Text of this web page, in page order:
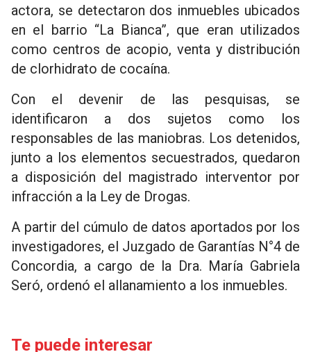
actora, se detectaron dos inmuebles ubicados
en el barrio “La Bianca”, que eran utilizados
como centros de acopio, venta y distribución
de clorhidrato de cocaína.
Con el devenir de las pesquisas, se
identificaron a dos sujetos como los
responsables de las maniobras. Los detenidos,
junto a los elementos secuestrados, quedaron
a disposición del magistrado interventor por
infracción a la Ley de Drogas.
A partir del cúmulo de datos aportados por los
investigadores, el Juzgado de Garantías N°4 de
Concordia, a cargo de la Dra. María Gabriela
Seró, ordenó el allanamiento a los inmuebles.
Te puede interesar